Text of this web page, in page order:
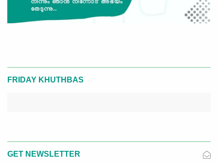
FRIDAY KHUTHBAS
GET NEWSLETTER